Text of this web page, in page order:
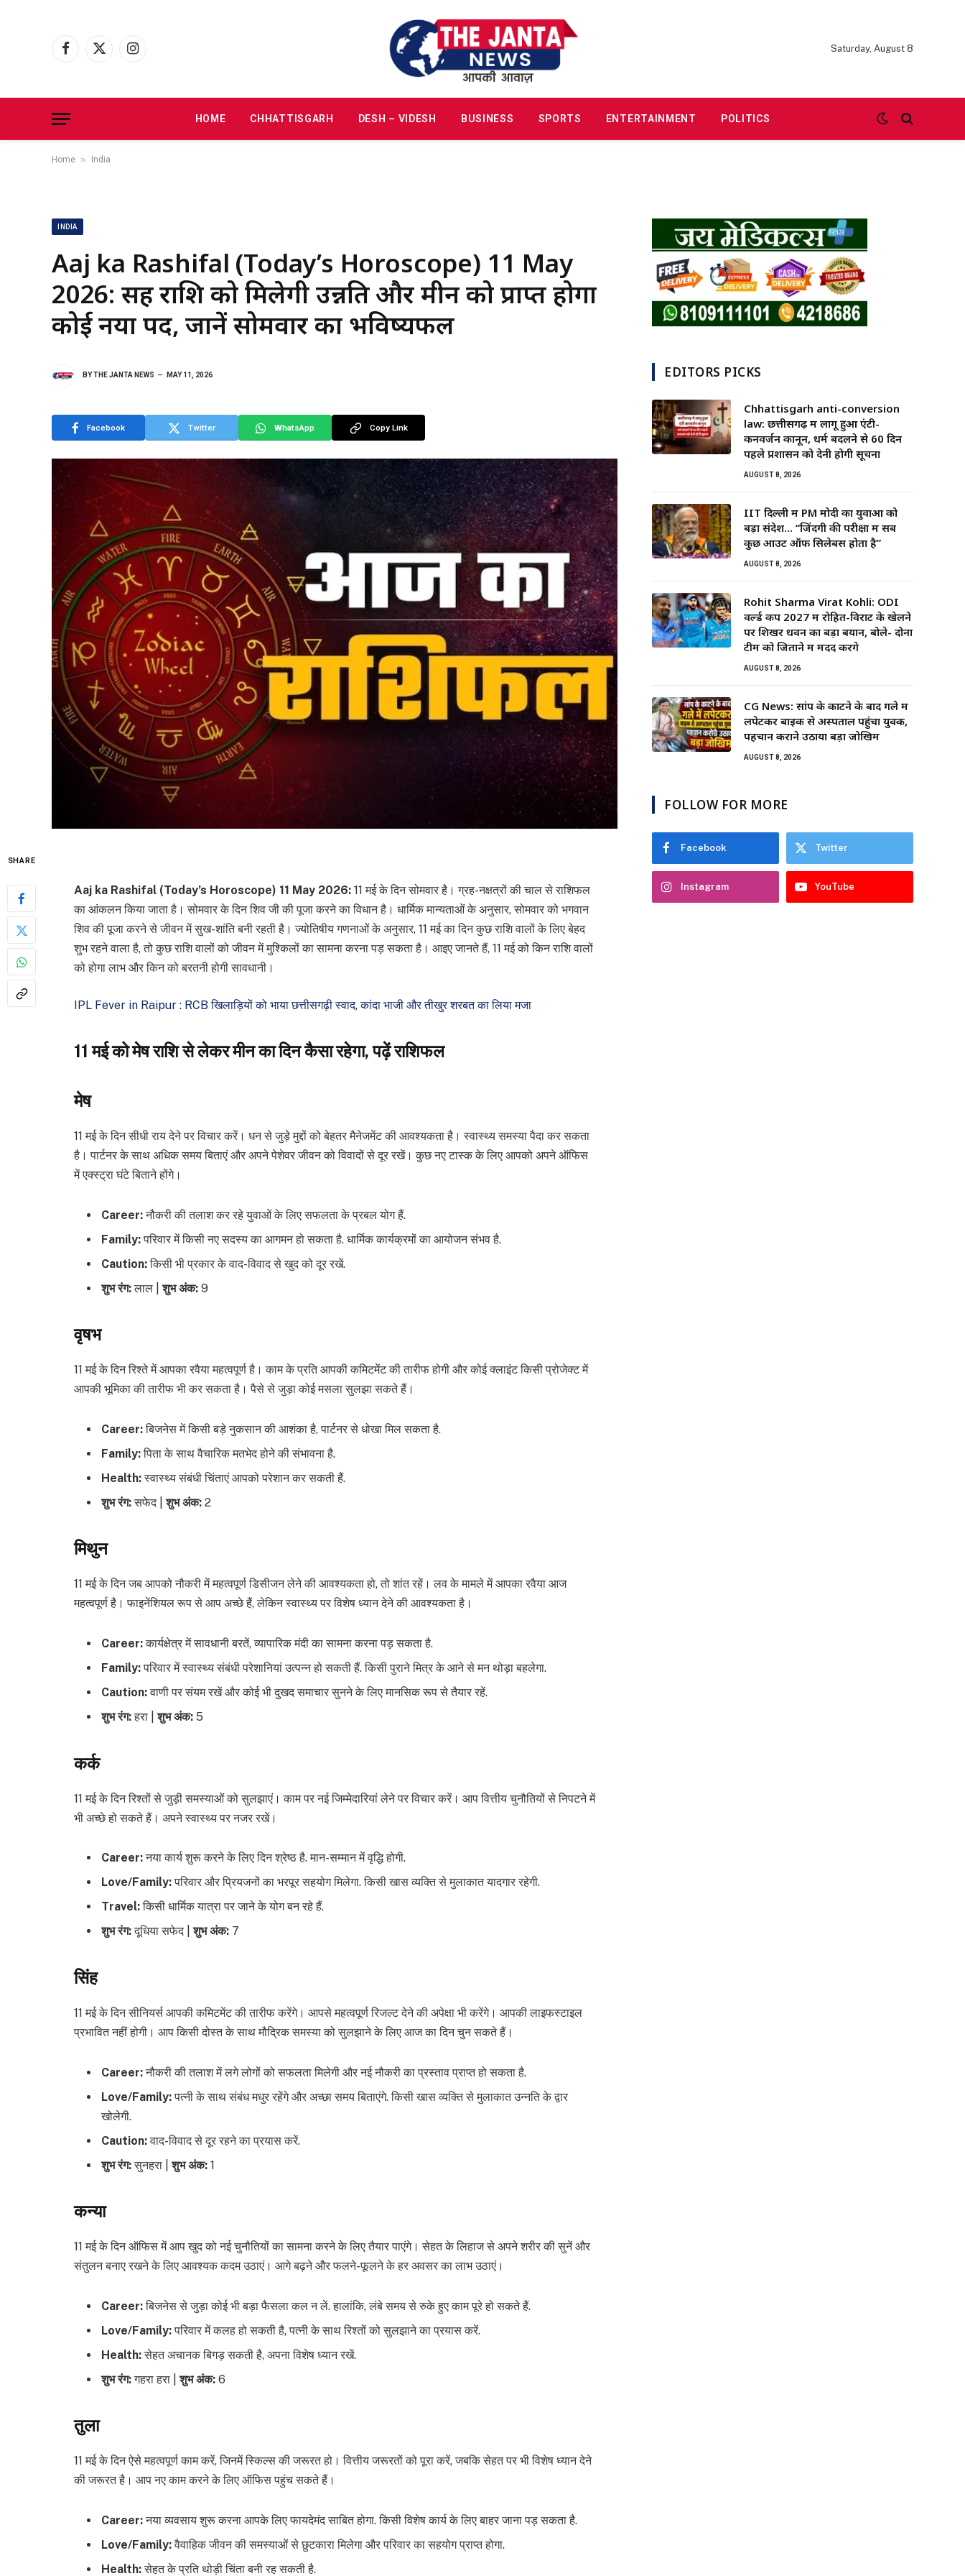
Facebook
X
Instagram
Saturday, August 8
HOME CHHATTISGARH DESH – VIDESH BUSINESS SPORTS ENTERTAINMENT POLITICS
Home » India
INDIA
Aaj ka Rashifal (Today’s Horoscope) 11 May
2026: सिंह राशि को मिलेगी उन्नति और मीन को प्राप्त होगा
कोई नया पद, जानें सोमवार का भविष्यफल
BYTHE JANTA NEWS MAY 11, 2026
Facebook Twitter WhatsApp Copy Link
SHARE
Aaj ka Rashifal (Today’s Horoscope) 11 May 2026: 11 मई के दिन सोमवार है। ग्रह-नक्षत्रों की चाल से राशिफल
का आंकलन किया जाता है। सोमवार के दिन शिव जी की पूजा करने का विधान है। धार्मिक मान्यताओं के अनुसार, सोमवार को भगवान
शिव की पूजा करने से जीवन में सुख-शांति बनी रहती है। ज्योतिषीय गणनाओं के अनुसार, 11 मई का दिन कुछ राशि वालों के लिए बेहद
शुभ रहने वाला है, तो कुछ राशि वालों को जीवन में मुश्किलों का सामना करना पड़ सकता है। आइए जानते हैं, 11 मई को किन राशि वालों
को होगा लाभ और किन को बरतनी होगी सावधानी।
IPL Fever in Raipur : RCB खिलाड़ियों को भाया छत्तीसगढ़ी स्वाद, कांदा भाजी और तीखुर शरबत का लिया मजा
11 मई को मेष राशि से लेकर मीन का दिन कैसा रहेगा, पढ़ें राशिफल
मेष
11 मई के दिन सीधी राय देने पर विचार करें। धन से जुड़े मुद्दों को बेहतर मैनेजमेंट की आवश्यकता है। स्वास्थ्य समस्या पैदा कर सकता
है। पार्टनर के साथ अधिक समय बिताएं और अपने पेशेवर जीवन को विवादों से दूर रखें। कुछ नए टास्क के लिए आपको अपने ऑफिस
में एक्स्ट्रा घंटे बिताने होंगे।
Career:नौकरी की तलाश कर रहे युवाओं के लिए सफलता के प्रबल योग हैं.
Family:परिवार में किसी नए सदस्य का आगमन हो सकता है. धार्मिक कार्यक्रमों का आयोजन संभव है.
Caution:किसी भी प्रकार के वाद-विवाद से खुद को दूर रखें.
शुभ रंग:लाल |शुभ अंक: 9
वृषभ
11 मई के दिन रिश्ते में आपका रवैया महत्वपूर्ण है। काम के प्रति आपकी कमिटमेंट की तारीफ होगी और कोई क्लाइंट किसी प्रोजेक्ट में
आपकी भूमिका की तारीफ भी कर सकता है। पैसे से जुड़ा कोई मसला सुलझा सकते हैं।
Career:बिजनेस में किसी बड़े नुकसान की आशंका है, पार्टनर से धोखा मिल सकता है.
Family:पिता के साथ वैचारिक मतभेद होने की संभावना है.
Health:स्वास्थ्य संबंधी चिंताएं आपको परेशान कर सकती हैं.
शुभ रंग:सफेद |शुभ अंक: 2
मिथुन
11 मई के दिन जब आपको नौकरी में महत्वपूर्ण डिसीजन लेने की आवश्यकता हो, तो शांत रहें। लव के मामले में आपका रवैया आज
महत्वपूर्ण है। फाइनेंशियल रूप से आप अच्छे हैं, लेकिन स्वास्थ्य पर विशेष ध्यान देने की आवश्यकता है।
Career:कार्यक्षेत्र में सावधानी बरतें, व्यापारिक मंदी का सामना करना पड़ सकता है.
Family:परिवार में स्वास्थ्य संबंधी परेशानियां उत्पन्न हो सकती हैं. किसी पुराने मित्र के आने से मन थोड़ा बहलेगा.
Caution:वाणी पर संयम रखें और कोई भी दुखद समाचार सुनने के लिए मानसिक रूप से तैयार रहें.
शुभ रंग:हरा |शुभ अंक: 5
कर्क
11 मई के दिन रिश्तों से जुड़ी समस्याओं को सुलझाएं। काम पर नई जिम्मेदारियां लेने पर विचार करें। आप वित्तीय चुनौतियों से निपटने में
भी अच्छे हो सकते हैं। अपने स्वास्थ्य पर नजर रखें।
Career:नया कार्य शुरू करने के लिए दिन श्रेष्ठ है. मान-सम्मान में वृद्धि होगी.
Love/Family:परिवार और प्रियजनों का भरपूर सहयोग मिलेगा. किसी खास व्यक्ति से मुलाकात यादगार रहेगी.
Travel:किसी धार्मिक यात्रा पर जाने के योग बन रहे हैं.
शुभ रंग:दूधिया सफेद |शुभ अंक: 7
सिंह
11 मई के दिन सीनियर्स आपकी कमिटमेंट की तारीफ करेंगे। आपसे महत्वपूर्ण रिजल्ट देने की अपेक्षा भी करेंगे। आपकी लाइफस्टाइल
प्रभावित नहीं होगी। आप किसी दोस्त के साथ मौद्रिक समस्या को सुलझाने के लिए आज का दिन चुन सकते हैं।
Career:नौकरी की तलाश में लगे लोगों को सफलता मिलेगी और नई नौकरी का प्रस्ताव प्राप्त हो सकता है.
Love/Family:पत्नी के साथ संबंध मधुर रहेंगे और अच्छा समय बिताएंगे. किसी खास व्यक्ति से मुलाकात उन्नति के द्वार
खोलेगी.
Caution:वाद-विवाद से दूर रहने का प्रयास करें.
शुभ रंग:सुनहरा |शुभ अंक: 1
कन्या
11 मई के दिन ऑफिस में आप खुद को नई चुनौतियों का सामना करने के लिए तैयार पाएंगे। सेहत के लिहाज से अपने शरीर की सुनें और
संतुलन बनाए रखने के लिए आवश्यक कदम उठाएं। आगे बढ़ने और फलने-फूलने के हर अवसर का लाभ उठाएं।
Career:बिजनेस से जुड़ा कोई भी बड़ा फैसला कल न लें. हालांकि, लंबे समय से रुके हुए काम पूरे हो सकते हैं.
Love/Family:परिवार में कलह हो सकती है, पत्नी के साथ रिश्तों को सुलझाने का प्रयास करें.
Health:सेहत अचानक बिगड़ सकती है, अपना विशेष ध्यान रखें.
शुभ रंग:गहरा हरा |शुभ अंक: 6
तुला
11 मई के दिन ऐसे महत्वपूर्ण काम करें, जिनमें स्किल्स की जरूरत हो। वित्तीय जरूरतों को पूरा करें, जबकि सेहत पर भी विशेष ध्यान देने
की जरूरत है। आप नए काम करने के लिए ऑफिस पहुंच सकते हैं।
Career:नया व्यवसाय शुरू करना आपके लिए फायदेमंद साबित होगा. किसी विशेष कार्य के लिए बाहर जाना पड़ सकता है.
Love/Family:वैवाहिक जीवन की समस्याओं से छुटकारा मिलेगा और परिवार का सहयोग प्राप्त होगा.
Health:सेहत के प्रति थोड़ी चिंता बनी रह सकती है.
EDITORS PICKS
Chhattisgarh anti-conversion
law: छत्तीसगढ़ में लागू हुआ एंटी-
कनवर्जन कानून, धर्म बदलने से 60 दिन
पहले प्रशासन को देनी होगी सूचना
AUGUST 8, 2026
IIT दिल्ली में PM मोदी का युवाओं को
बड़ा संदेश… “जिंदगी की परीक्षा में सब
कुछ आउट ऑफ सिलेबस होता है”
AUGUST 8, 2026
Rohit Sharma Virat Kohli: ODI
वर्ल्ड कप 2027 में रोहित-विराट के खेलने
पर शिखर धवन का बड़ा बयान, बोले- दोनों
टीम को जिताने में मदद करेंगे
AUGUST 8, 2026
CG News: सांप के काटने के बाद गले में
लपेटकर बाइक से अस्पताल पहुंचा युवक,
पहचान कराने उठाया बड़ा जोखिम
AUGUST 8, 2026
FOLLOW FOR MORE
Facebook Twitter
Instagram YouTube